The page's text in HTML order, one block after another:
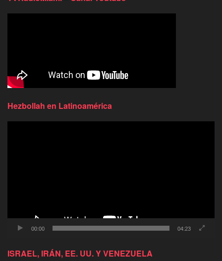
Hezbollah en Latinoamérica
00:00 04:23
ISRAEL, IRÁN, EE. UU. Y VENEZUELA